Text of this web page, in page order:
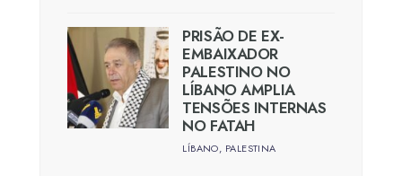
PRISÃO DE EX-
EMBAIXADOR
PALESTINO NO
LÍBANO AMPLIA
TENSÕES INTERNAS
NO FATAH
LÍBANO, PALESTINA